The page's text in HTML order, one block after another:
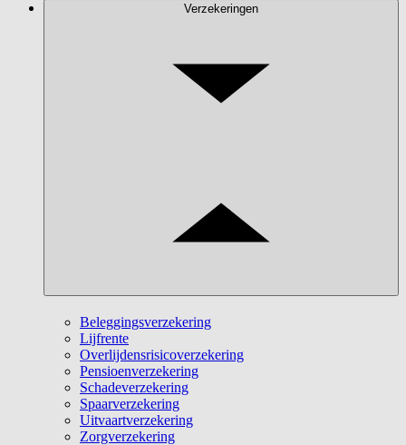
Verzekeringen
Beleggingsverzekering
Lijfrente
Overlijdensrisicoverzekering
Pensioenverzekering
Schadeverzekering
Spaarverzekering
Uitvaartverzekering
Zorgverzekering